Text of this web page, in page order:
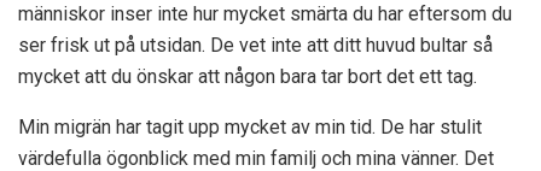
människor inser inte hur mycket smärta du har eftersom du
ser frisk ut på utsidan. De vet inte att ditt huvud bultar så
mycket att du önskar att någon bara tar bort det ett tag.
Min migrän har tagit upp mycket av min tid. De har stulit
värdefulla ögonblick med min familj och mina vänner. Det